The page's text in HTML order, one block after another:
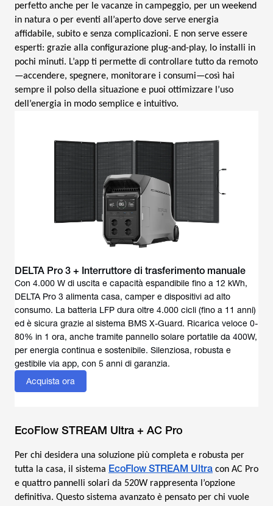
perfetto anche per le vacanze in campeggio, per un weekend
in natura o per eventi all’aperto dove serve energia
affidabile, subito e senza complicazioni. E non serve essere
esperti: grazie alla configurazione plug-and-play, lo installi in
pochi minuti. L’app ti permette di controllare tutto da remoto
—accendere, spegnere, monitorare i consumi—così hai
sempre il polso della situazione e puoi ottimizzare l’uso
dell’energia in modo semplice e intuitivo.
DELTA Pro 3 + Interruttore di trasferimento manuale
Con 4.000 W di uscita e capacità espandibile fino a 12 kWh,
DELTA Pro 3 alimenta casa, camper e dispositivi ad alto
consumo. La batteria LFP dura oltre 4.000 cicli (fino a 11 anni)
ed è sicura grazie al sistema BMS X-Guard. Ricarica veloce 0-
80% in 1 ora, anche tramite pannello solare portatile da 400W,
per energia continua e sostenibile. Silenziosa, robusta e
Acquista ora
EcoFlow STREAM Ultra + AC Pro
Per chi desidera una soluzione più completa e robusta per
tutta la casa, il sistema EcoFlow STREAM Ultra con AC Pro
e quattro pannelli solari da 520W rappresenta l’opzione
definitiva. Questo sistema avanzato è pensato per chi vuole